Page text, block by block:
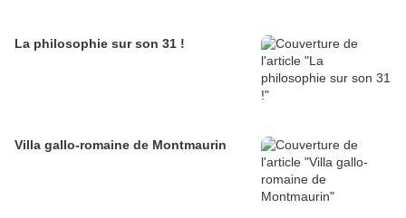
La philosophie sur son 31 !
Villa gallo-romaine de Montmaurin